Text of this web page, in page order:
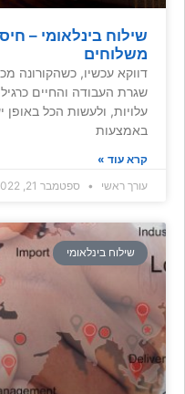
שילוח בינלאומי –
משלוחים
דווקא עכשיו, כשהקורונה
שגרת העבודה והחיים
עלויות, ולעשות הכל באופן
באמצעות
קרא עוד »
עורך ראשי
ספטמבר 21, 2022
שילוח בינלאומי